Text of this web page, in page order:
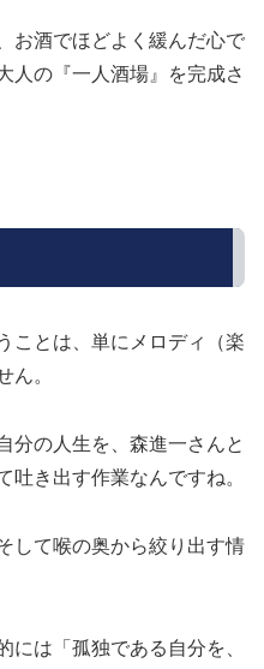
お酒でほどよく緩んだ心で
人の『一人酒場』を完成さ
ことは、単にメロディ（楽
ん。
分の人生を、森進一さんと
吐き出す作業なんですね。
して喉の奥から絞り出す情
には「孤独である自分を、